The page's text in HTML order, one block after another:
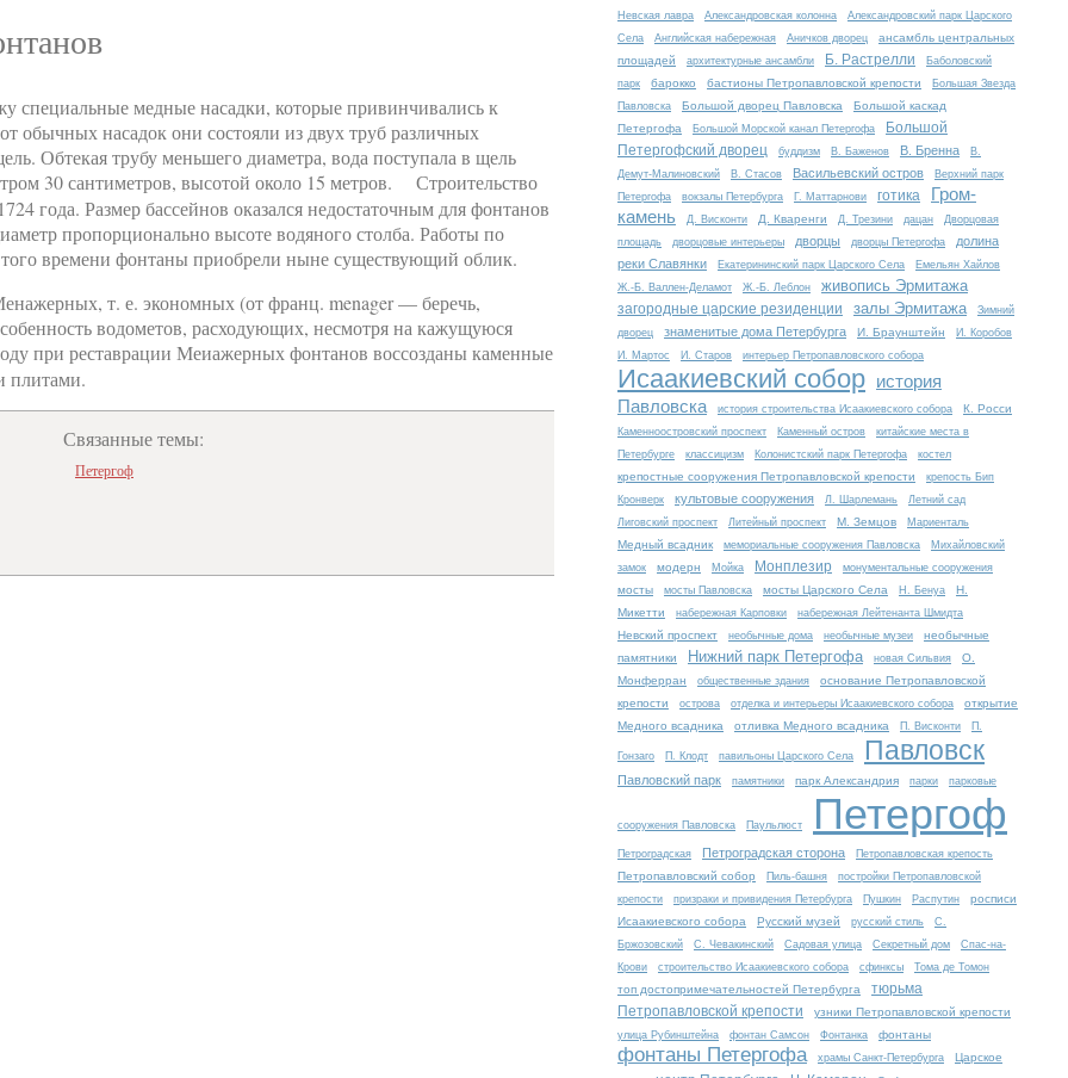
специальные медные насадки, которые привинчивались к
обычных насадок они состояли из двух труб различных
Обтекая трубу меньшего диаметра, вода поступала в щель
30 сантиметров, высотой около 15 метров. Строительство
года. Размер бассейнов оказался недостаточным для фонтанов
пропорционально высоте водяного столба. Работы по
времени фонтаны приобрели ныне существующий облик.
т. е. экономных (от франц. menager — беречь,
водометов, расходующих, несмотря на кажущуюся
при реставрации Меиажерных фонтанов воссозданы каменные
плитами.
Связанные темы:
Петергоф
Невская лавра
Александровская колонна
Александровский парк Царского
Села
Английская набережная Аничков дворец
ансамбль центральных
площадей
архитектурные ансамбли Б. Растрелли
Баболовский
парк
барокко бастионы Петропавловской крепости
Большая Звезда
Павловска
Большой дворец Павловска
Большой каскад
Петергофа
Большой Морской канал Петергофа
Большой
Петергофский дворец
буддизм В. Баженов В. Бренна
В.
Демут-Малиновский
В. Стасов Васильевский остров
Верхний парк
Петергофа
вокзалы Петербурга Г. Маттарнови готика
Гром-
камень
Д. Висконти Д. Кваренги Д. Трезини дацан
Дворцовая
площадь
дворцовые интерьеры дворцы дворцы Петергофа
долина
реки Славянки
Екатерининский парк Царского Села
Емельян Хайлов
Ж.-Б. Валлен-Деламот
Ж.-Б. Леблон живопись Эрмитажа
загородные царские резиденции залы Эрмитажа
Зимний
дворец
знаменитые дома Петербурга И. Браунштейн
И. Коробов
И. Мартос
И. Старов интерьер Петропавловского собора
Исаакиевский собор история
Павловска
история строительства Исаакиевского собора К. Росси
Каменноостровский проспект Каменный остров
китайские места в
Петербурге
классицизм Колонистский парк Петергофа костел
крепостные сооружения Петропавловской крепости
крепость Бип
Кронверк
культовые сооружения Л. Шарлемань
Летний сад
Лиговский проспект
Литейный проспект М. Земцов Мариенталь
Медный всадник мемориальные сооружения Павловска
Михайловский
замок
модерн Мойка Монплезир монументальные сооружения
мосты мосты Павловска мосты Царского Села Н. Бенуа
Н.
Микетти
набережная Карповки набережная Лейтенанта Шмидта
Невский проспект необычные дома необычные музеи
необычные
памятники
Нижний парк Петергофа новая Сильвия
О.
Монферран
общественные здания
основание Петропавловской
крепости
острова отделка и интерьеры Исаакиевского собора
открытие
Медного всадника
отливка Медного всадника П. Висконти П.
Гонзаго П. Клодт павильоны Царского Села Павловск
Павловский парк памятники парк Александрия парки парковые
сооружения Павловска Паульлюст Петергоф
Петроградская Петроградская сторона Петропавловская крепость
Петропавловский собор Пиль-башня
постройки Петропавловской
крепости
призраки и привидения Петербурга Пушкин Распутин
росписи
Исаакиевского собора
Русский музей русский стиль
С.
Бржозовский
С. Чевакинский Садовая улица Секретный дом
Спас-на-
Крови
строительство Исаакиевского собора сфинксы Тома де Томон
топ достопримечательностей Петербурга
тюрьма
Петропавловской крепости
узники Петропавловской крепости
улица Рубинштейна фонтан Самсон Фонтанка фонтаны
фонтаны Петергофа храмы Санкт-Петербурга
Царское